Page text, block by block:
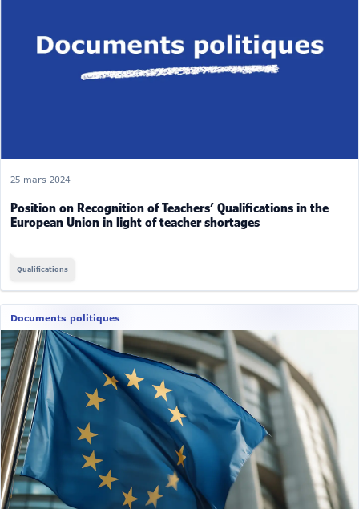
25 mars 2024
Position on Recognition of Teachers’ Qualifications in the
European Union in light of teacher shortages
Qualifications
Documents politiques